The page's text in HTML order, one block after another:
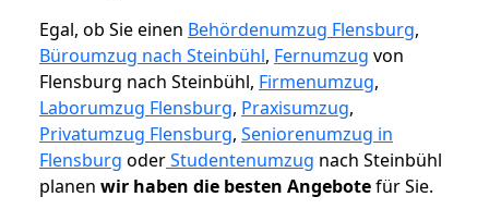
Egal, ob Sie einen Behördenumzug Flensburg,
Büroumzug nach Steinbühl, Fernumzug von
Flensburg nach Steinbühl, Firmenumzug,
Laborumzug Flensburg, Praxisumzug,
Privatumzug Flensburg, Seniorenumzug in
Flensburg oderStudentenumzug nach Steinbühl
planen wir haben die besten Angebotefür Sie.